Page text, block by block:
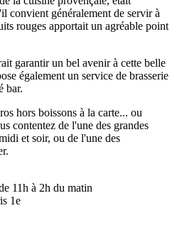
convient généralement de servir à
rouges apportait un agréable point
garantir un bel avenir à cette belle
également un service de brasserie
bar.
hors boissons à la carte... ou
contentez de l'une des grandes
et soir, ou de l'une des
11h à 2h du matin
1e